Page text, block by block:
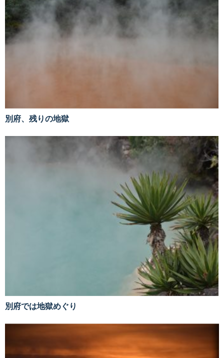
別府、残りの地獄
別府では地獄めぐり